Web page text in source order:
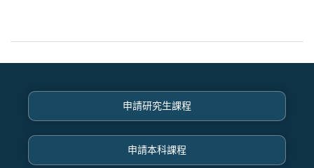
申請研究生課程
申請本科課程